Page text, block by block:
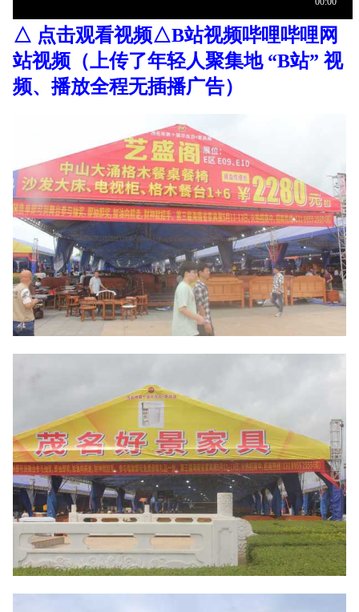
△ 点击观看视频△B站视频哔哩哔哩网
站视频（上传了年轻人聚集地 “B站” 视
频、播放全程无插播广告）